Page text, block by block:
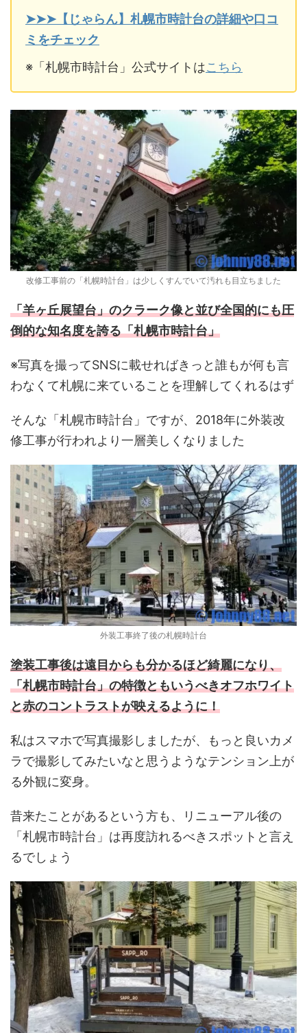
➤➤➤【じゃらん】札幌市時計台の詳細や口コ
ミをチェック
※「札幌市時計台」公式サイトはこちら
改修工事前の「札幌時計台」は少しくすんでいて汚れも目立ちました
「羊ヶ丘展望台」のクラーク像と並び全国的にも圧
倒的な知名度を誇る「札幌市時計台」
※写真を撮ってSNSに載せればきっと誰もが何も言
わなくて札幌に来ていることを理解してくれるはず
そんな「札幌市時計台」ですが、2018年に外装改
修工事が行われより一層美しくなりました
外装工事終了後の札幌時計台
塗装工事後は遠目からも分かるほど綺麗になり、
「札幌市時計台」の特徴ともいうべきオフホワイト
と赤のコントラストが映えるように！
私はスマホで写真撮影しましたが、もっと良いカメ
ラで撮影してみたいなと思うようなテンション上が
る外観に変身。
昔来たことがあるという方も、リニューアル後の
「札幌市時計台」は再度訪れるべきスポットと言え
るでしょう